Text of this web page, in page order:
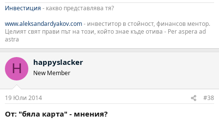
Инвестиция - какво представлява тя?
www.aleksandardyakov.com- инвеститор в стойност, финансов ментор.
Целият свят прави път на този, който знае къде отива - Per aspera ad
astra
H happyslacker
New Member
19 Юли 2014 #38
От: "бяла карта" - мнения?